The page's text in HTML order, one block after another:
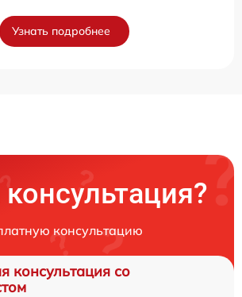
Узнать подробнее
консультацию
консультация со